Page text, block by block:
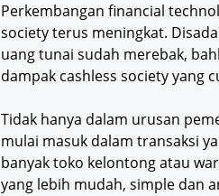
Perkembangan financial
society terus meningkat.
uang tunai sudah merebak,
dampak cashless society yang
Tidak hanya dalam urusan
mulai masuk dalam transaksi
banyak toko kelontong atau
yang lebih mudah, simple dan